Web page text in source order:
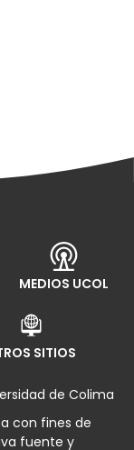
MEDIOS UCOL
SITIOS
de Colima
con fines de
fuente y